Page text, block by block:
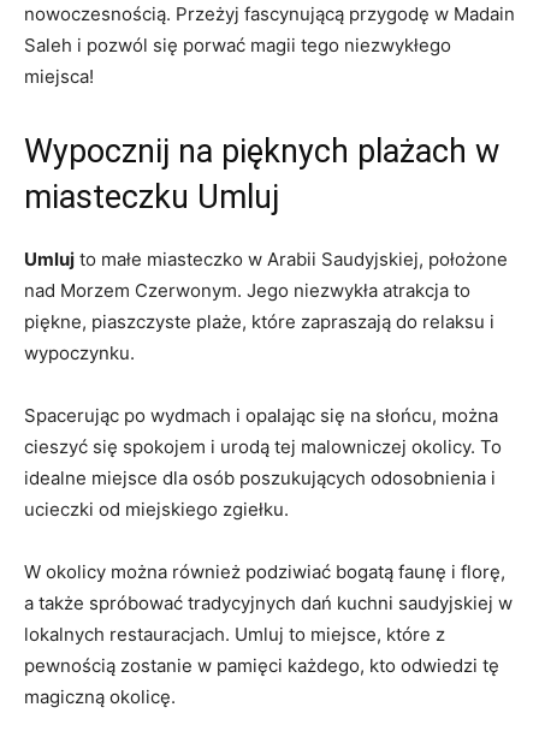
nowoczesnością. Przeżyj fascynującą przygodę w‍ Madain
Saleh i ⁢pozwól się porwać magii tego niezwykłego
miejsca!
Wypocznij na pięknych plażach w
miasteczku Umluj
Umluj ‌to małe miasteczko ⁢w Arabii Saudyjskiej, położone
nad Morzem Czerwonym. Jego niezwykła atrakcja to
piękne, piaszczyste ‌plaże, ‌które zapraszają do relaksu i‍
wypoczynku.
Spacerując po wydmach i opalając się na słońcu, ⁤można
cieszyć‌ się spokojem ‌i urodą tej malowniczej okolicy. To
idealne miejsce ​dla osób poszukujących odosobnienia i⁢
ucieczki od miejskiego zgiełku.
W okolicy można również podziwiać bogatą faunę‍ i florę,
a także spróbować tradycyjnych dań kuchni saudyjskiej w
lokalnych restauracjach. Umluj to ⁢miejsce, które z
pewnością zostanie w pamięci każdego, kto odwiedzi tę
magiczną okolicę.